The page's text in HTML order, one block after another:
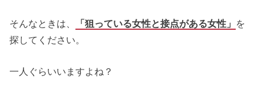
そんなときは、 「狙っている女性と接点がある女性」 を
探してください。
一人ぐらいいますよね？